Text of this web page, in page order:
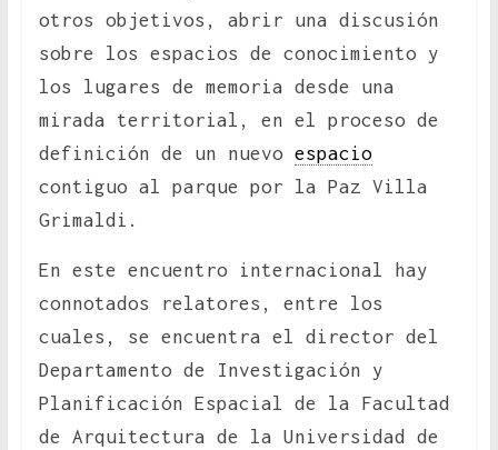
otros objetivos, abrir una discusión
sobre los espacios de conocimiento y
los lugares de memoria desde una
mirada territorial, en el proceso de
definición de un nuevo espacio
contiguo al parque por la Paz Villa
Grimaldi.
En este encuentro internacional hay
connotados relatores, entre los
cuales, se encuentra el director del
Departamento de Investigación y
Planificación Espacial de la Facultad
de Arquitectura de la Universidad de